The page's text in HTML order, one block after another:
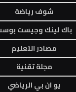
شوف رياضة
باك لينك وجيست
مصادر التعليم
مجلة تقنية
يو ان بي الرياضي